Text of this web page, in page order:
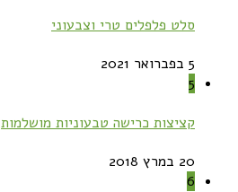
סלט פלפלים טרי וצבעוני
5 בפברואר 2021
5
קציצות כרישה טבעוניות מושלמות
20 במרץ 2018
6